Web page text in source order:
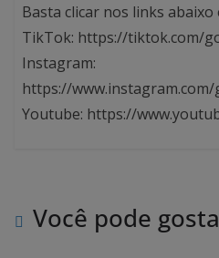
Basta clicar nos links abaixo
TikTok: https://tiktok.com/
Instagram:
https://
Youtube: https://
Você pode